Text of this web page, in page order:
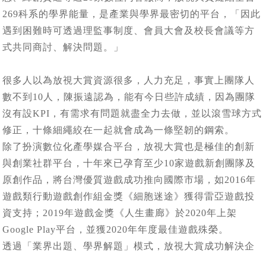
269科系的學界能量，是產業與學界最密切的平台，「因此
遇到困難時可透過理監事制度、會員大會及校長會議等方
式共同商討、解決問題。」
很多人以為放視大賞資源很多，人力充足，事實上團隊人
數不到10人，陳振遠認為，能有今日些許成績，因為團隊
沒有設KPI，有需求有問題就盡全力去做，並以滾雪球方式
修正，十條細繩絞在一起就會成為一條堅韌的鋼索。
除了扮演數位化產學媒合平台，放視大賞也是極佳的創新
與創業社群平台，十年來已孕育至少10家遊戲新創團隊及
原創作品，將台灣優質遊戲成功推向國際市場，如2016年
遊戲類行動遊戲創作組金獎《細胞迷途》獲得雷亞遊戲投
資支持；2019年遊戲金獎《人生畫廊》於2020年上架
Google Play平台，並獲2020年年度最佳遊戲殊榮。
透過「業界出題、學界解題」模式，放視大賞成功解決企